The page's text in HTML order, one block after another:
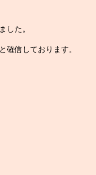
した。
確信しております。